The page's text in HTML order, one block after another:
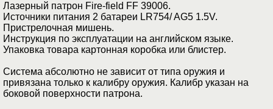
Лазерный патрон Fire-field FF 39006.
Источники питания 2 батареи LR754/ AG5 1.5V.
Пристрелочная мишень.
Инструкция по эксплуатации на английском языке.
Упаковка товара картонная коробка или блистер.
Система абсолютно не зависит от типа оружия и
привязана только к калибру оружия. Калибр указан на
боковой поверхности патрона.